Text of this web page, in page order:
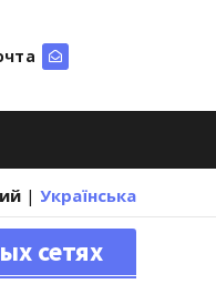
| Українська
сетях